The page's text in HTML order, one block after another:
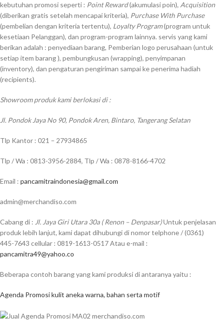
kebutuhan promosi seperti : Point Reward(akumulasi poin), Acquisition
(diberikan gratis setelah mencapai kriteria), Purchase With Purchase
(pembelian dengan kriteria tertentu), Loyalty Program(program untuk
kesetiaan Pelanggan), dan program-program lainnya. servis yang kami
berikan adalah : penyediaan barang, Pemberian logo perusahaan (untuk
setiap item barang ), pembungkusan (wrapping), penyimpanan
(inventory), dan pengaturan pengiriman sampai ke penerima hadiah
(recipients).
Showroom produk kami berlokasi di :
Jl. Pondok Jaya No 90, Pondok Aren, Bintaro, Tangerang Selatan
Tlp Kantor : 021 – 27934865
Tlp / Wa : 0813-3956-2884, Tlp / Wa : 0878-8166-4702
Email : pancamitraindonesia@gmail.com
admin@merchandiso.com
Cabang di : Jl. Jaya Giri Utara 30a ( Renon – Denpasar)Untuk penjelasan
produk lebih lanjut, kami dapat dihubungi di nomor telphone / (0361)
445-7643 cellular : 0819-1613-0517 Atau e-mail :
pancamitra49@yahoo.co
Beberapa contoh barang yang kami produksi di antaranya yaitu :
Agenda Promosi kulit aneka warna, bahan serta motif